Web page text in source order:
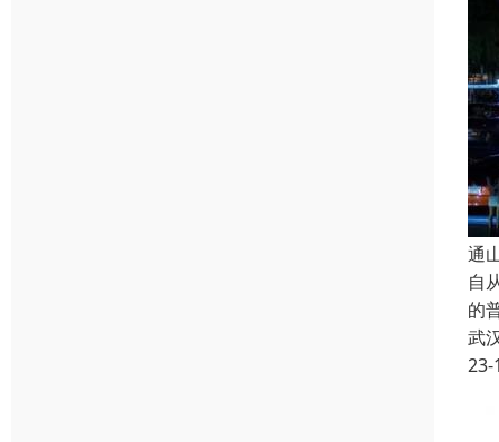
通
自
的
武
23-